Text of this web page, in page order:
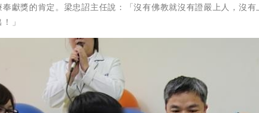
獻獎的肯定。梁忠詔主任說：「沒有佛教就沒有證嚴上人，沒
」